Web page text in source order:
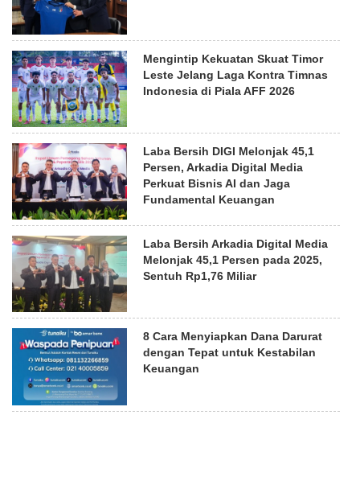
Mengintip Kekuatan Skuat Timor
Leste Jelang Laga Kontra Timnas
Indonesia di Piala AFF 2026
Laba Bersih DIGI Melonjak 45,1
Persen, Arkadia Digital Media
Perkuat Bisnis AI dan Jaga
Fundamental Keuangan
Laba Bersih Arkadia Digital Media
Melonjak 45,1 Persen pada 2025,
Sentuh Rp1,76 Miliar
8 Cara Menyiapkan Dana Darurat
dengan Tepat untuk Kestabilan
Keuangan